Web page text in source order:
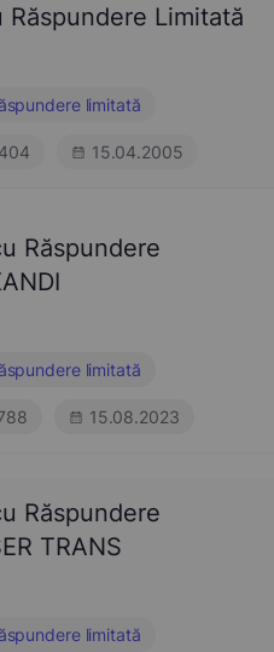
Limitată
limitată
15.04.2005
Răspundere
limitată
15.08.2023
Răspundere
TRANS
limitată